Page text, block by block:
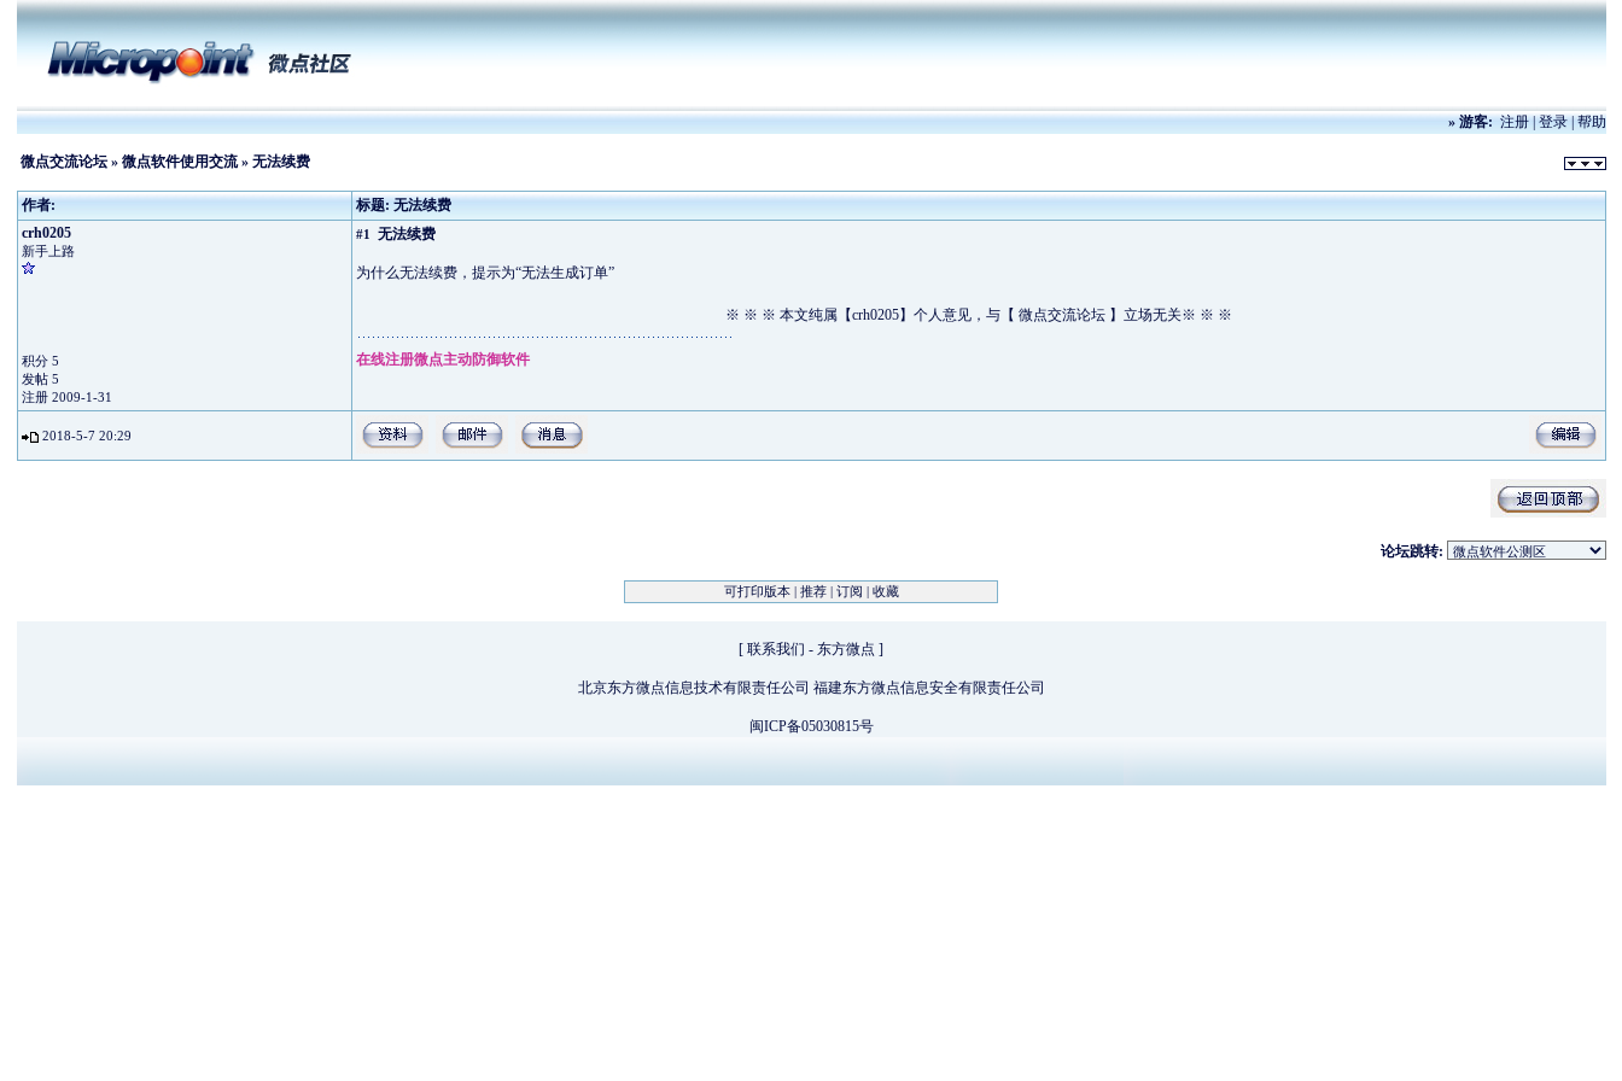
» 游客:注册|登录|帮助
微点交流论坛» 微点软件使用交流» 无法续费
作者:
标题: 无法续费
crh0205
新手上路
积分 5
发帖 5
注册 2009-1-31
#1 无法续费
为什么无法续费，提示为“无法生成订单”
※ ※ ※ 本文纯属【crh0205】个人意见，与【 微点交流论坛 】立场无关※ ※ ※
在线注册微点主动防御软件
2018-5-7 20:29
论坛跳转:
可打印版本| 推荐| 订阅 | 收藏
[ 联系我们 - 东方微点 ]
北京东方微点信息技术有限责任公司 福建东方微点信息安全有限责任公司
闽ICP备05030815号